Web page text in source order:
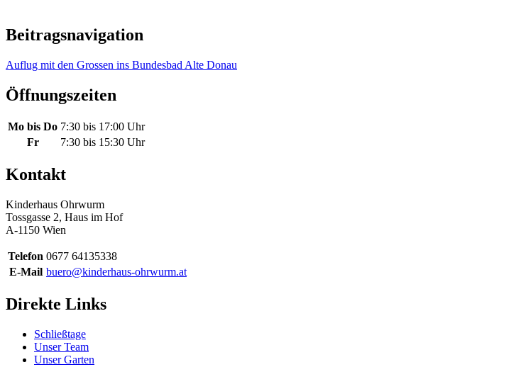
Beitragsnavigation
Auflug mit den Grossen ins Bundesbad Alte Donau
Öffnungszeiten
Mo bis Do 7:30 bis 17:00 Uhr
Fr
7:30 bis 15:30 Uhr
Kontakt
Kinderhaus Ohrwurm
Tossgasse 2, Haus im Hof
A-1150 Wien
Telefon 0677 64135338
E-Mail buero@kinderhaus-ohrwurm.at
Direkte Links
Schließtage
Unser Team
Unser Garten